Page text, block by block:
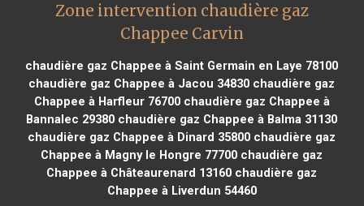
Zone intervention chaudière gaz
Chappee Carvin
chaudière gaz Chappee à Saint Germain en Laye 78100
chaudière gaz Chappee à Jacou 34830 chaudière gaz
Chappee à Harfleur 76700chaudière gaz Chappee à
Bannalec 29380 chaudière gaz Chappee à Balma 31130
chaudière gaz Chappee à Dinard 35800 chaudière gaz
Chappee à Magny le Hongre 77700 chaudière gaz
Chappee à Châteaurenard 13160 chaudière gaz
Chappee à Liverdun 54460